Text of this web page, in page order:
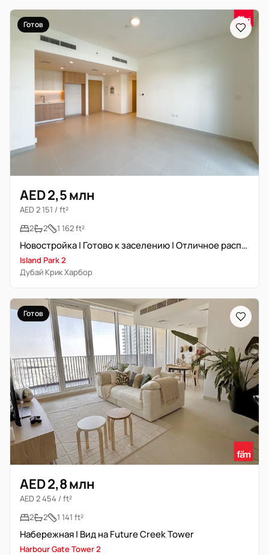
Готов
AED 2,5 млн
AED 2 151 / ft²
2
2 1 162 ft²
Новостройка | Готово к заселению | Отличное расположение
Island Park 2
Дубай Крик Харбор
Готов
AED 2,8 млн
AED 2 454 / ft²
2
2 1 141 ft²
Набережная | Вид на Future Creek Tower
Harbour Gate Tower 2